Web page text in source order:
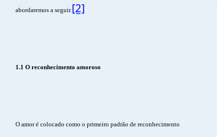
abordaremos a seguir.[2]
1.1 O reconhecimento amoroso
O amor é colocado como o primeiro padrão de reconhecimento